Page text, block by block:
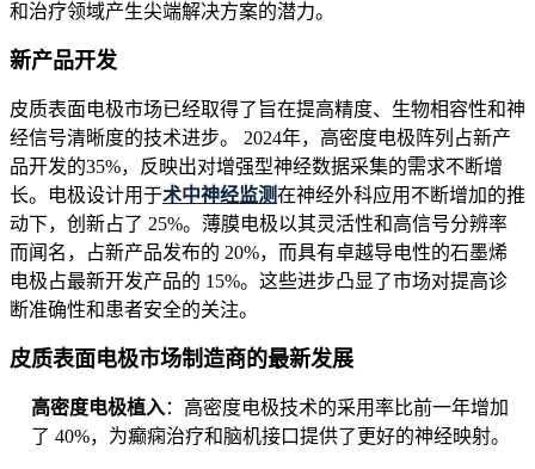
和治疗领域产生尖端解决方案的潜力。
新产品开发
皮质表面电极市场已经取得了旨在提高精度、生物相容性和神
经信号清晰度的技术进步。 2024年，高密度电极阵列占新产
品开发的35%，反映出对增强型神经数据采集的需求不断增
长。电极设计用于术中神经监测在神经外科应用不断增加的推
动下，创新占了 25%。薄膜电极以其灵活性和高信号分辨率
而闻名，占新产品发布的 20%，而具有卓越导电性的石墨烯
电极占最新开发产品的 15%。这些进步凸显了市场对提高诊
断准确性和患者安全的关注。
皮质表面电极市场制造商的最新发展
高密度电极植入：高密度电极技术的采用率比前一年增加
了 40%，为癫痫治疗和脑机接口提供了更好的神经映射。